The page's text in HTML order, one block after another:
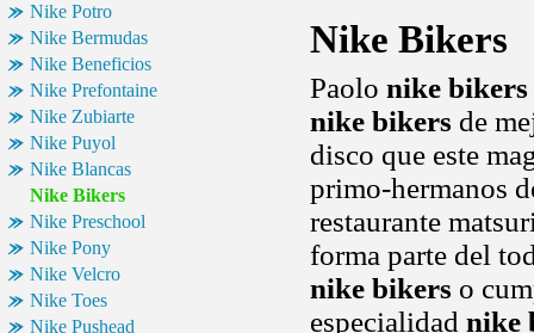
Nike Potro
Nike Bermudas
Nike Beneficios
Nike Prefontaine
Nike Zubiarte
Nike Puyol
Nike Blancas
Nike Bikers
Nike Preschool
Nike Pony
Nike Velcro
Nike Toes
Nike Pushead
Nike Bikers
Paolo nike bikers
nike bikers de
disco que este
primo-hermanos
restaurante
forma parte del
nike bikers o
especialidad nike